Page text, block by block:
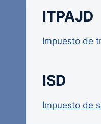
ITPAJD
Impuesto de
ISD
Impuesto de